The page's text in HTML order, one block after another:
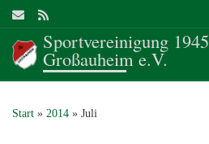
Zum Inhalt springen
Sportvereinigung 1945
Großauheim e.V.
Start » 2014 » Juli